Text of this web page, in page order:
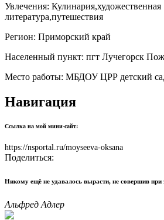
Увлечения: Кулинария,художественная
литература,путешествия
Регион: Приморский край
Населенный пункт: пгт Лучегорск
Место работы: МБДОУ ЦРР детский
Навигация
Ссылка на мой мини-сайт:
https://nsportal.ru/moyseeva-oksana
Поделиться:
Никому ещё не удавалось вырасти, не совершив
Альфред Адлер